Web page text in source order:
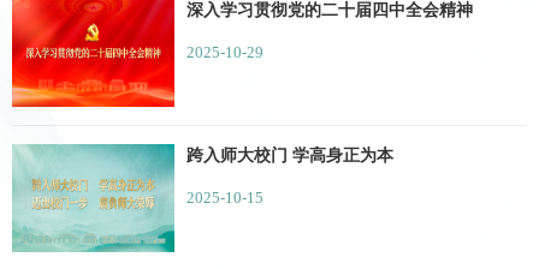
深入学习贯彻党的二十届四中全会精神
2025-10-29
跨入师大校门 学高身正为本
2025-10-15